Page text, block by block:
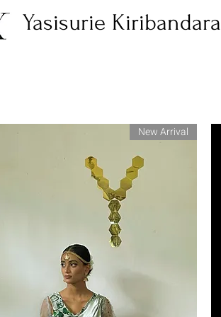
Yasisurie Kiribandara
New Arrival